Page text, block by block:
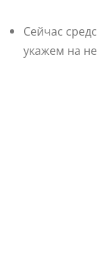
Сейчас
укажем на